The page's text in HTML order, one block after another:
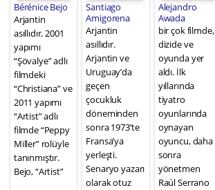
Bérénice Bejo
Arjantin
asıllıdır. 2001
yapımı
“Şövalye” adlı
filmdeki
“Christiana” ve
2011 yapımı
“Artist” adlı
filmde “Peppy
Miller” rolüyle
tanınmıştır.
Bejo, “Artist”
Santiago
Amigorena
Arjantin
asıllıdır.
Arjantin ve
Uruguay’da
geçen
çocukluk
döneminden
sonra 1973’te
Fransa’ya
yerleşti.
Senaryo yazarı
olarak otuz
Alejandro
Awada
bir çok filmde,
dizide ve
oyunda yer
aldı. İlk
yıllarında
tiyatro
oyunlarında
oynayan
oyuncu, daha
sonra
yönetmen
Raúl Serrano